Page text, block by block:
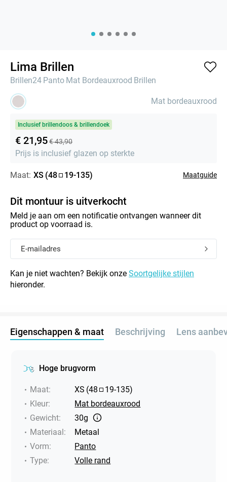
Lima Brillen
Brillen24 Panto Mat Bordeauxrood Brillen
Mat bordeauxrood
Inclusief brillendoos & brillendoek
€ 21,95€ 43,90
Prijs is inclusief glazen op sterkte
Maat: XS (48 19-135) Maatguide
Dit montuur is uitverkocht
Meld je aan om een notificatie ontvangen wanneer dit
product op voorraad is.
Kan je niet wachten? Bekijk onze Soortgelijke stijlen
hieronder.
Eigenschappen & maat Beschrijving Lens
Hoge brugvorm
Maat: XS (48 19-135)
Kleur:
Mat bordeauxrood
Gewicht:
30g
Materiaal:
Metaal
Vorm:
Panto
Type: Volle rand